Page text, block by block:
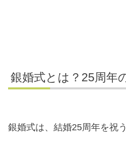
銀婚式とは？25周年
銀婚式は、結婚25周年を祝